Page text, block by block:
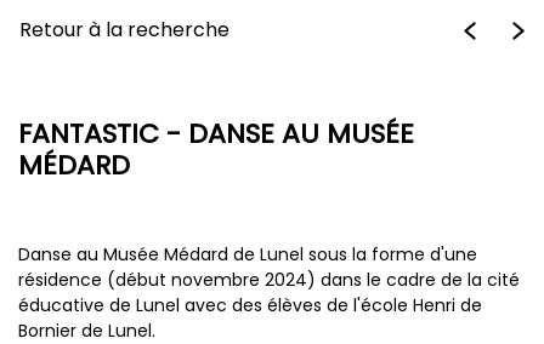
Retour à la recherche
FANTASTIC - DANSE AU MUSÉE
MÉDARD
Danse au Musée Médard de Lunel sous la forme d'une
résidence (début novembre 2024) dans le cadre de la cité
éducative de Lunel avec des élèves de l'école Henri de
Bornier de Lunel.